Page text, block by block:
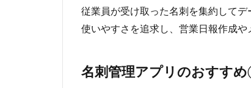
従業員が受け取った名刺を集約して
使いやすさを追求し、営業日報作成や
名刺管理アプリのおすす